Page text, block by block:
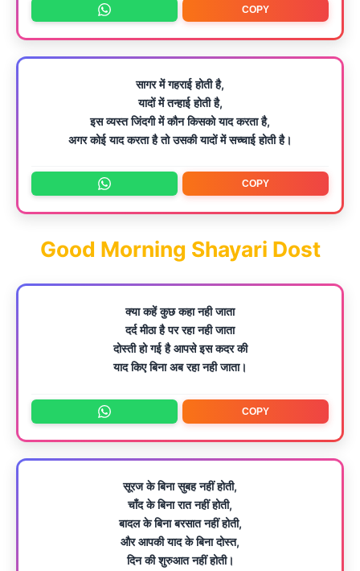
COPY
सागर में गहराई होती है,
यादों में तन्हाई होती है,
इस व्यस्त जिंदगी में कौन किसको याद करता है,
अगर कोई याद करता है तो उसकी यादों में सच्चाई होती है।
COPY
Good Morning Shayari Dost
क्या कहें कुछ कहा नही जाता
दर्द मीठा है पर रहा नही जाता
दोस्ती हो गई है आपसे इस कदर की
याद किए बिना अब रहा नही जाता।
COPY
सूरज के बिना सुबह नहीं होती,
चाँद के बिना रात नहीं होती,
बादल के बिना बरसात नहीं होती,
और आपकी याद के बिना दोस्त,
दिन की शुरुआत नहीं होती।